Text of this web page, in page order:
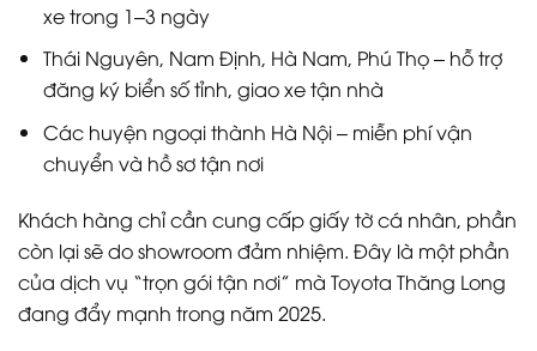
xe trong 1–3 ngày
Thái Nguyên, Nam Định, Hà Nam, Phú Thọ – hỗ trợ
đăng ký biển số tỉnh, giao xe tận nhà
Các huyện ngoại thành Hà Nội – miễn phí vận
chuyển và hồ sơ tận nơi
Khách hàng chỉ cần cung cấp giấy tờ cá nhân, phần
còn lại sẽ do showroom đảm nhiệm. Đây là một phần
của dịch vụ “trọn gói tận nơi” mà Toyota Thăng Long
đang đẩy mạnh trong năm 2025.